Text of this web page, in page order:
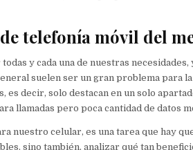
telefonía móvil del
y cada una de nuestras necesidades,
suelen ser un gran problema para
es decir, solo destacan en un solo
llamadas pero poca cantidad de datos
nuestro celular, es una tarea que hay
sino también, analizar qué tan